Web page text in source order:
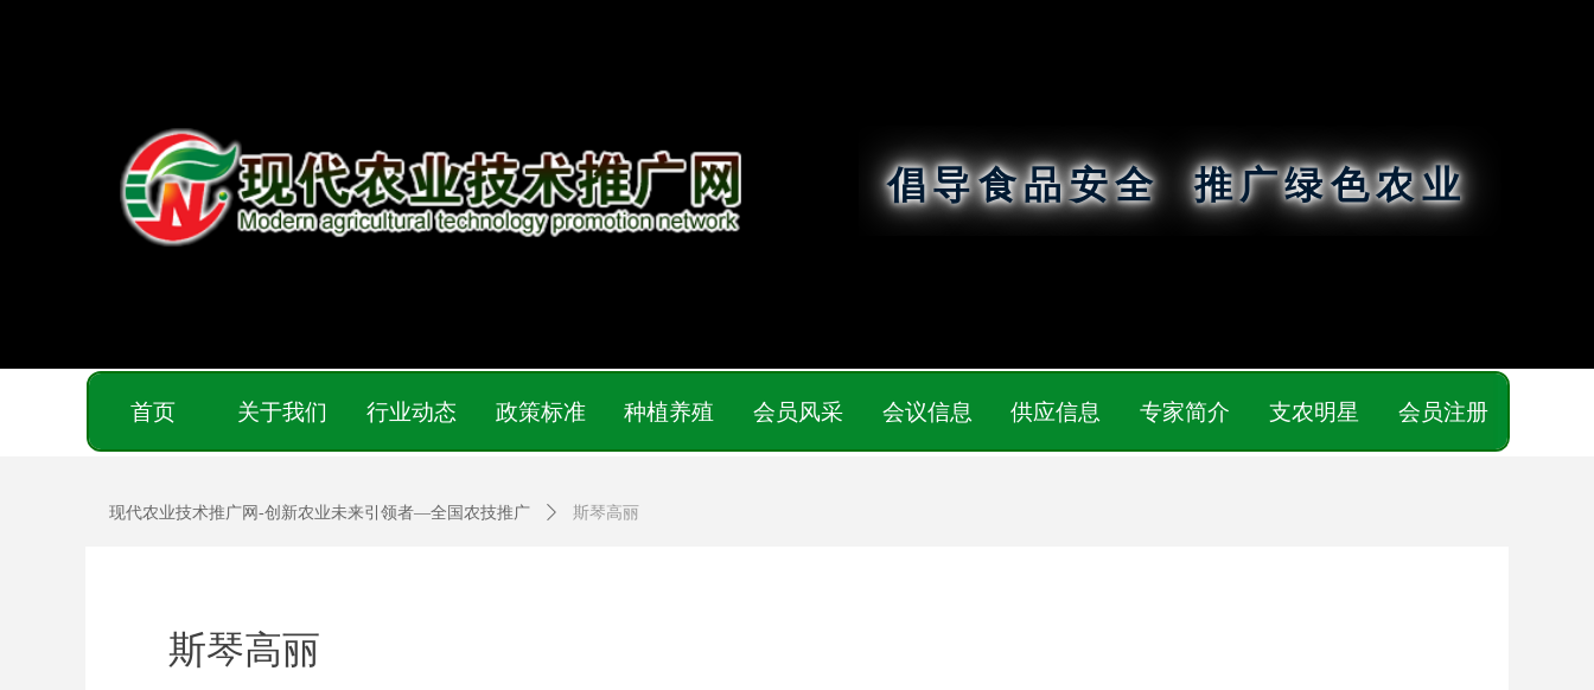
倡导食品安全 推广绿色农业
首页 关于我们 行业动态 政策标准 种植养殖 会员风采 会议信息 供应信息 专家简介 支农明星 会员注册
斯琴高丽
现代农业技术推广网-创新农业未来引领者—全国农技推广 ꄲ 斯琴高丽